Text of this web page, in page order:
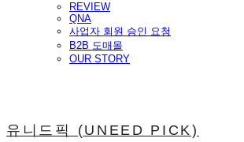
REVIEW
QNA
사업자 회원 승인 요청
B2B 도매몰
OUR STORY
유니드픽 (UNEED PICK)